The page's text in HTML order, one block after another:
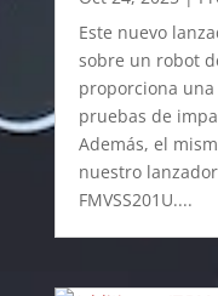
Este nuevo
sobre un robot
proporciona
pruebas de
Además, el
nuestro
FMVSS201U....